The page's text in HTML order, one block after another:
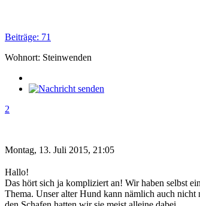
Beiträge: 71
Wohnort: Steinwenden
2
Montag, 13. Juli 2015, 21:05
Hallo!
Das hört sich ja kompliziert an! Wir haben selbst
Thema. Unser alter Hund kann nämlich auch